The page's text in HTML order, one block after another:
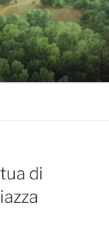
ad amarle
di